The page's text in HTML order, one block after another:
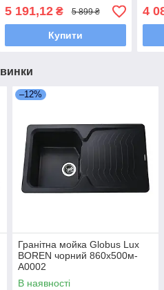
5 191,12₴ 5 899 ₴
Купити
4
–12%
Гранітна мойка Globus Lux
BOREN чорний 860x500м-
А0002
В наявності